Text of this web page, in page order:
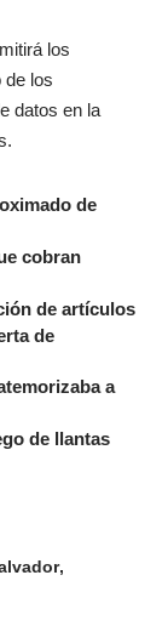
los
de los
datos en la
de
cobran
de artículos
de
a
de llantas